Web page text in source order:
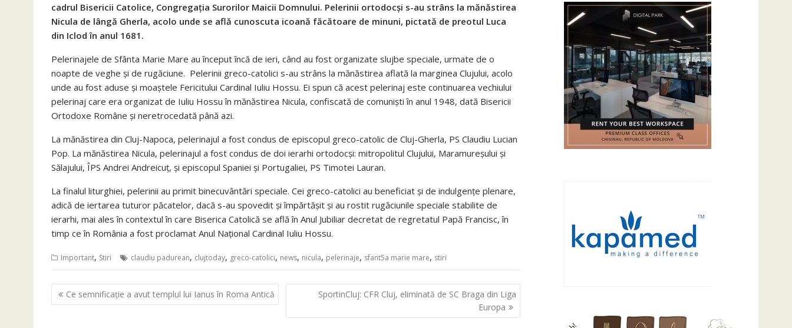
cadrul Bisericii Catolice, Congregația Surorilor Maicii Domnului. Pelerinii ortodocși s-au strâns la mănăstirea
Nicula de lângă Gherla, acolo unde se află cunoscuta icoană făcătoare de minuni, pictată de preotul Luca
din Iclod în anul 1681.
Pelerinajele de Sfânta Marie Mare au început încă de ieri, când au fost organizate slujbe speciale, urmate de o
noapte de veghe și de rugăciune. Pelerinii greco-catolici s-au strâns la mănăstirea aflată la marginea Clujului, acolo
unde au fost aduse și moaștele Fericitului Cardinal Iuliu Hossu. Ei spun că acest pelerinaj este continuarea vechiului
pelerinaj care era organizat de Iuliu Hossu în mănăstirea Nicula, confiscată de comuniști în anul 1948, dată Bisericii
Ortodoxe Române și neretrocedată până azi.
La mănăstirea din Cluj-Napoca, pelerinajul a fost condus de episcopul greco-catolic de Cluj-Gherla, PS Claudiu Lucian
Pop. La mănăstirea Nicula, pelerinajul a fost condus de doi ierarhi ortodocși: mitropolitul Clujului, Maramureșului și
Sălajului, ÎPS Andrei Andreicuț, și episcopul Spaniei și Portugaliei, PS Timotei Lauran.
La finalul liturghiei, pelerinii au primit binecuvântări speciale. Cei greco-catolici au beneficiat și de indulgențe plenare,
adică de iertarea tuturor păcatelor, dacă s-au spovedit și împărtășit și au rostit rugăciunile speciale stabilite de
ierarhi, mai ales în contextul în care Biserica Catolică se află în Anul Jubiliar decretat de regretatul Papă Francisc, în
timp ce în România a fost proclamat Anul Național Cardinal Iuliu Hossu.
Important, Stiri claudiu padurean, clujtoday, greco-catolici, news, nicula, pelerinaje, sfant5a marie mare, stiri
Navigare
în
Ce semnificație a avut templul lui Ianus în Roma Antică
SportinCluj: CFR Cluj, eliminată de SC Braga din Liga
Europa